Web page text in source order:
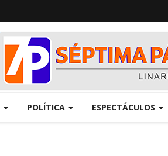
POLÍTICA ESPECTÁCULOS